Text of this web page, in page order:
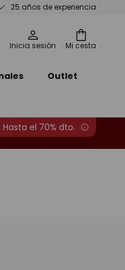
25 años de experiencia
Mi cesta
Inicia sesión
Outlet
Hasta el 70% dto.